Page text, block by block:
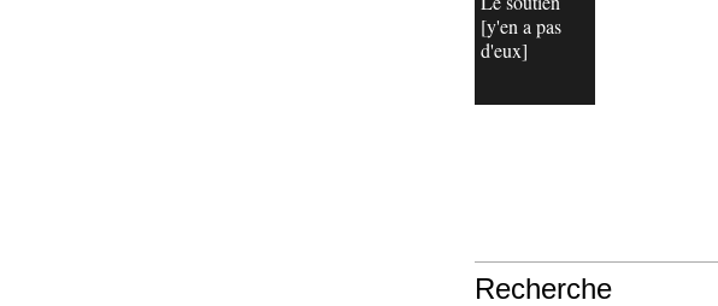
[y'en a pas
d'eux]
Recherche